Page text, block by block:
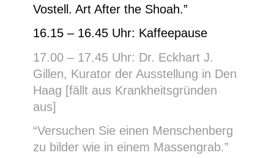
Vostell. Art After the Shoah.”
16.15 – 16.45 Uhr: Kaffeepause
17.00 – 17.45 Uhr: Dr. Eckhart J.
Gillen, Kurator der Ausstellung in Den
Haag [fällt aus Krankheitsgründen
aus]
“Versuchen Sie einen Menschenberg
zu bilder wie in einem Massengrab.”